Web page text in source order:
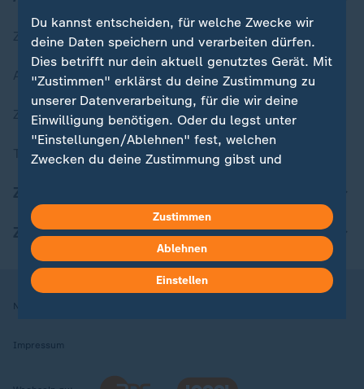
Zuletzt veröffentlicht
Aktuelle Sendungs-Videos
ZDFheute Stories
Themen im Überblick
ZDFheute Apps
Nutzungsbedingungen
Impressum
Du kannst entscheiden, für welche Zwecke wir
deine Daten speichern und verarbeiten dürfen.
Dies betrifft nur dein aktuell genutztes Gerät. Mit
"Zustimmen" erklärst du deine Zustimmung zu
unserer Datenverarbeitung, für die wir deine
Einwilligung benötigen. Oder du legst unter
"Einstellungen/Ablehnen" fest, welchen
Zwecken du deine Zustimmung gibst und
in deinen Einstellungen widerrufen oder ändern.
Hier findest du das Impressum.
Weitere Informationen findest du in unserer
Datenschutzerklärung.
Zustimmen
Ablehnen
Einstellen